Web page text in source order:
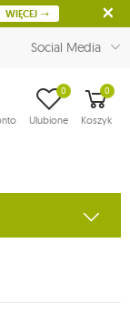
WIĘCEJ
Social Media
Ulubione
0 0
Koszyk